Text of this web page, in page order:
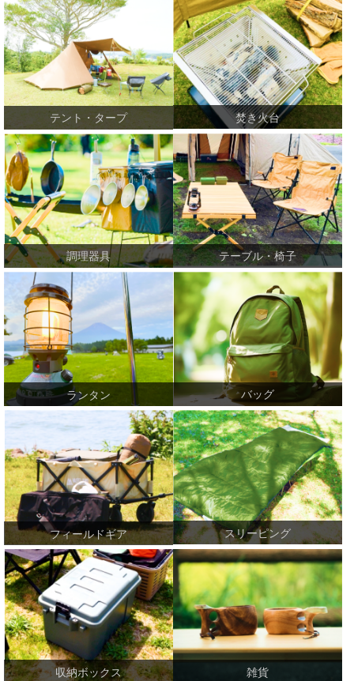
テント・タープ 焚き火台
調理器具 テーブル・椅子
ランタン バッグ
フィールドギア スリーピング
収納ボックス 雑貨